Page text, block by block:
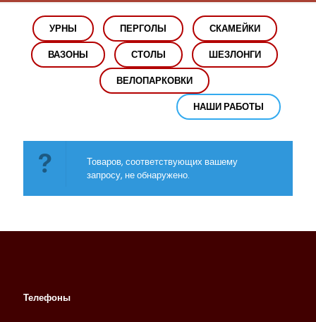
УРНЫ ПЕРГОЛЫ
СКАМЕЙКИ
ВАЗОНЫ
СТОЛЫ
ШЕЗЛОНГИ
ВЕЛОПАРКОВКИ
НАШИ РАБОТЫ
Товаров, соответствующих вашему
запросу, не обнаружено.
Телефоны